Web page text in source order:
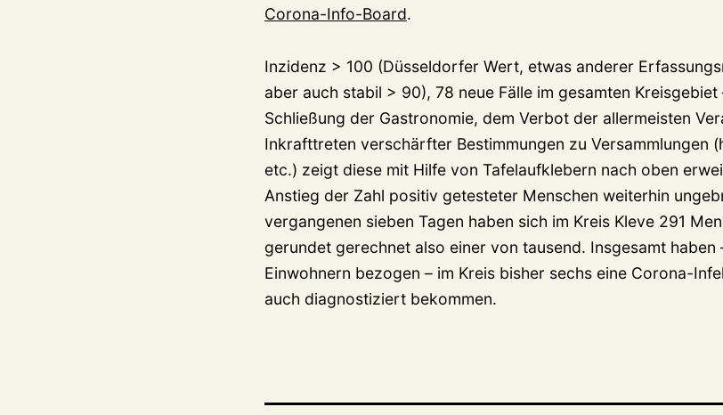
Corona-Info-Board.
Inzidenz > 100 (Düsseldorfer Wert, etwas anderer
aber auch stabil > 90), 78 neue Fälle im gesamten
Schließung der Gastronomie, dem Verbot der allermeisten
Inkrafttreten verschärfter Bestimmungen zu Versammlungen
etc.) zeigt diese mit Hilfe von Tafelaufklebern nach oben
Anstieg der Zahl positiv getesteter Menschen weiterhin
vergangenen sieben Tagen haben sich im Kreis Kleve 291
gerundet gerechnet also einer von tausend. Insgesamt haben
Einwohnern bezogen – im Kreis bisher sechs eine Corona-
auch diagnostiziert bekommen.